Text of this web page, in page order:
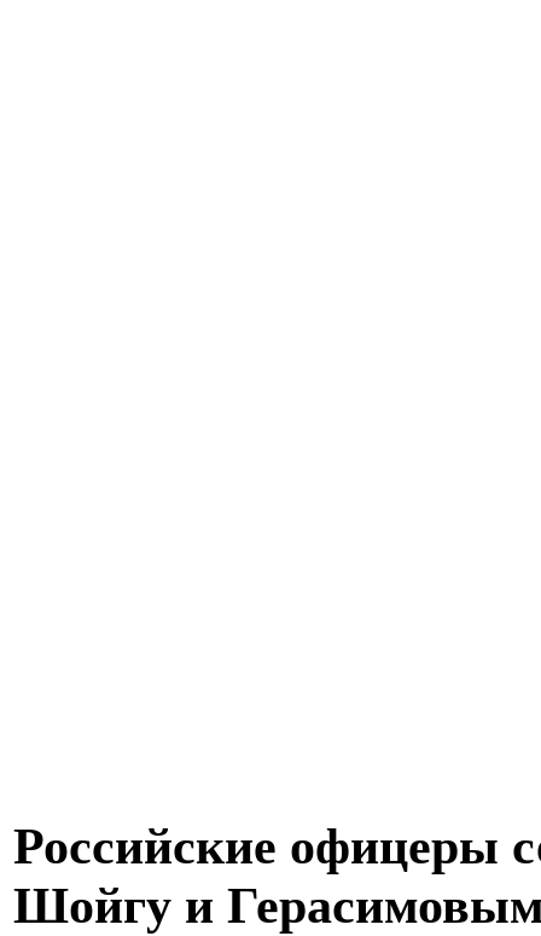
Российские офицеры
Шойгу и